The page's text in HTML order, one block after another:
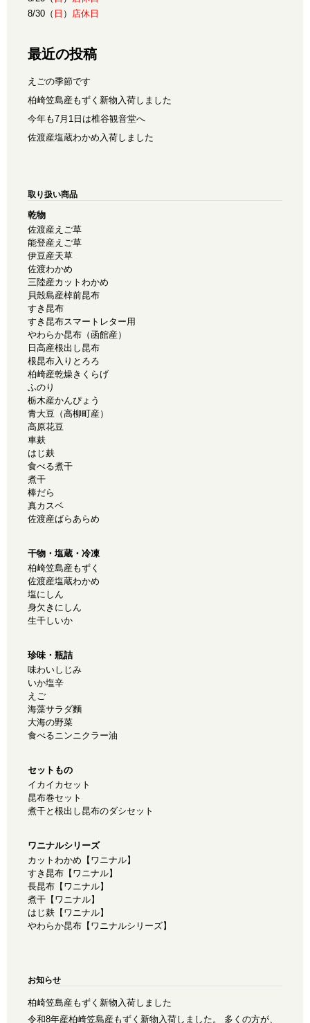
8/30（ 日 ） 店休日
最近の投稿
えごの季節です
柏崎笠島産もずく新物入荷しました
今年も7月1日は椎谷観音堂へ
佐渡産塩蔵わかめ入荷しました
取り扱い商品
乾物
佐渡産えご草
能登産えご草
伊豆産天草
佐渡わかめ
三陸産カットわかめ
貝殻島産棹前昆布
すき昆布
すき昆布スマートレター用
やわらか昆布（函館産）
日高産根出し昆布
根昆布入りとろろ
柏崎産乾燥きくらげ
ふのり
栃木産かんぴょう
青大豆（高柳町産）
高原花豆
車麸
はじ麸
食べる煮干
煮干
棒だら
真カスベ
佐渡産ばらあらめ
干物・塩蔵・冷凍
柏崎笠島産もずく
佐渡産塩蔵わかめ
塩にしん
身欠きにしん
生干しいか
珍味・瓶詰
味わいしじみ
いか塩辛
えご
海藻サラダ麵
大海の野菜
食べるニンニクラー油
セットもの
イカイカセット
昆布巻セット
煮干と根出し昆布のダシセット
ワニナルシリーズ
カットわかめ【ワニナル】
すき昆布【ワニナル】
長昆布【ワニナル】
煮干【ワニナル】
はじ麸【ワニナル】
やわらか昆布【ワニナルシリーズ】
お知らせ
柏崎笠島産もずく新物入荷しました
令和8年産柏崎笠島産もずく新物入荷しました。 多くの方が、